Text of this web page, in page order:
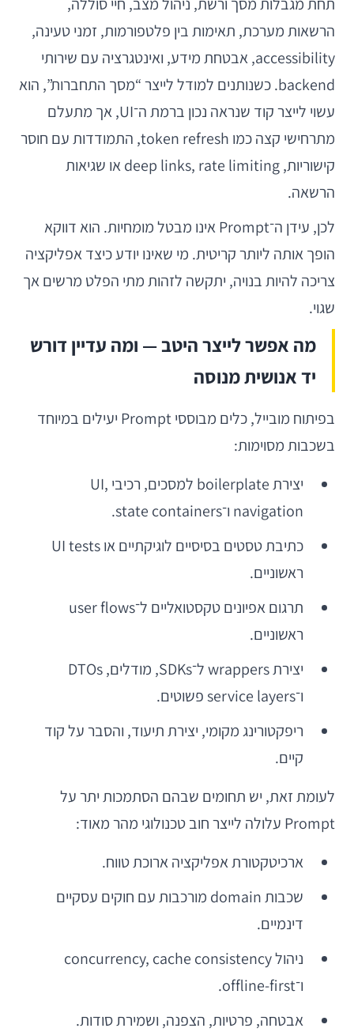
הרשאות מערכת, תאימות בין פלטפורמות, זמני טעינה,
accessibility, אבטחת מידע, ואינטגרציה עם שירותי
backend. כשנותנים למודל לייצר “מסך התחברות”, הוא
עשוי לייצר קוד שנראה נכון ברמת ה־UI, אך מתעלם
מתרחישי קצה כמו token refresh, התמודדות עם חוסר
קישוריות, deep links, rate limiting או שגיאות
הרשאה.
לכן, עידן ה־Prompt אינו מבטל מומחיות. הוא דווקא
הופך אותה ליותר קריטית. מי שאינו יודע כיצד אפליקציה
צריכה להיות בנויה, יתקשה לזהות מתי הפלט מרשים אך
שגוי.
מה אפשר לייצר היטב — ומה עדיין דורש
יד אנושית מנוסה
בפיתוח מובייל, כלים מבוססי Prompt יעילים במיוחד
בשכבות מסוימות:
יצירת boilerplate למסכים, רכיבי UI,
navigation ו־state containers.
כתיבת טסטים בסיסיים לוגיקתיים או UI tests
ראשוניים.
תרגום אפיונים טקסטואליים ל־user flows
ראשוניים.
יצירת wrappers ל־SDKs, מודלים, DTOs
ו־service layers פשוטים.
ריפקטורינג מקומי, יצירת תיעוד, והסבר על קוד
קיים.
לעומת זאת, יש תחומים שבהם הסתמכות יתר על
Prompt עלולה לייצר חוב טכנולוגי מהר מאוד:
ארכיטקטורת אפליקציה ארוכת טווח.
שכבות domain מורכבות עם חוקים עסקיים
דינמיים.
ניהול concurrency, cache consistency
ו־offline-first.
אבטחה, פרטיות, הצפנה, ושמירת סודות.